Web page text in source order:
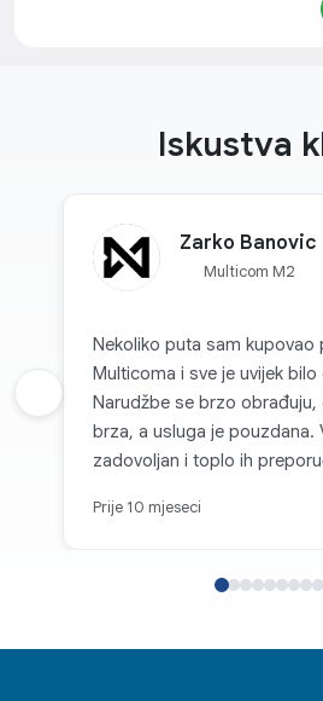
Iskustva
Zarko Banovic
Multicom M2
Nekoliko puta sam kupovao
Multicoma i sve je uvijek bilo
Narudžbe se brzo obrađuju,
brza, a usluga je pouzdana.
zadovoljan i toplo ih
Prije 10 mjeseci
Prethodna recenzija